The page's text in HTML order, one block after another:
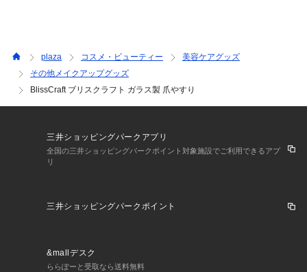
plaza コスメ・ビューティー
美容ケアグッズ
その他メイクアップグッズ
BlissCraft ブリスクラフト ガラス製 爪やすり
三井ショッピングパークアプリ
全国の三井ショッピングパークポイント対象施設でご利用できるアプ
リ
三井ショッピングパークポイント
&mallデスク
ららぽーと受取なら送料無料